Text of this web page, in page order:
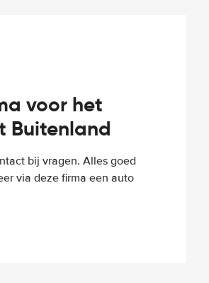
voor het
Buitenland
bij vragen. Alles goed
via deze firma een auto